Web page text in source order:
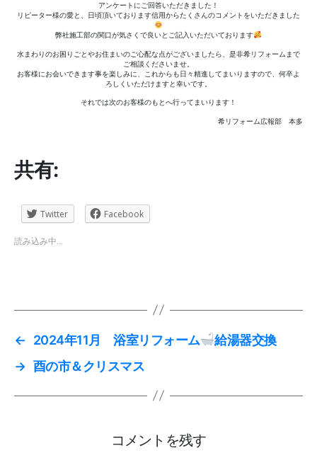
アンケートにご回答いただきました！
リピーター様の愛と、日頃頂いております信用からたくさんのコメントをいただきました
弊社施工部の関口が気さくで良いとご記入いただいております
水まわりのお困りごとやお住まいのご心配な点がございましたら、是非希リフォームまで
ご相談くださいませ。
お客様にお会いできます事を楽しみに、これからも日々精進してまいりますので、何卒よ
ろしくいただけますと幸いです。
それでは次のお客様のもとへ行ってまいります！
希リフォーム広報部 本多
共有:
Twitter Facebook
読み込み中...
← 2024年11月 浴室リフォーム
給湯器交換
→ 酉の市＆クリスマス
コメントを残す